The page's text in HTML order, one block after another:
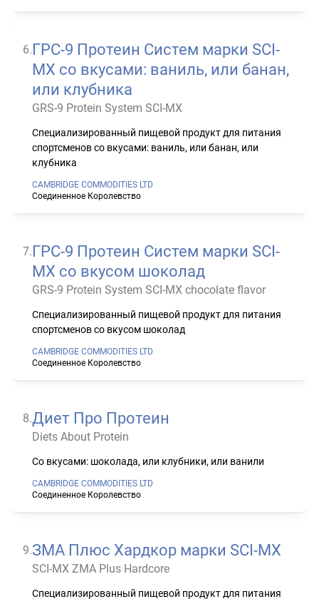
6.ГРС-9 Протеин Систем марки SCI-
MX со вкусами: ваниль, или банан,
или клубника
GRS-9 Protein System SCI-MX
Специализированный пищевой продукт для питания
спортсменов со вкусами: ваниль, или банан, или
клубника
CAMBRIDGE COMMODITIES LTD
Соединенное Королевство
7.ГРС-9 Протеин Систем марки SCI-
MX со вкусом шоколад
GRS-9 Protein System SCI-MX chocolate flavor
Специализированный пищевой продукт для питания
спортсменов со вкусом шоколад
CAMBRIDGE COMMODITIES LTD
Соединенное Королевство
8.Диет Про Протеин
Diets About Protein
Со вкусами: шоколада, или клубники, или ванили
CAMBRIDGE COMMODITIES LTD
Соединенное Королевство
9.ЗМА Плюс Хардкор марки SCI-MX
SCI-MX ZMA Plus Hardcore
Специализированный пищевой продукт для питания